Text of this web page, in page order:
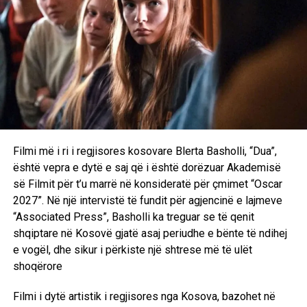
Filmi më i ri i regjisores kosovare Blerta Basholli, “Dua”,
është vepra e dytë e saj që i është dorëzuar Akademisë
së Filmit për t’u marrë në konsideratë për çmimet “Oscar
2027”. Në një intervistë të fundit për agjencinë e lajmeve
“Associated Press”, Basholli ka treguar se të qenit
shqiptare në Kosovë gjatë asaj periudhe e bënte të ndihej
e vogël, dhe sikur i përkiste një shtrese më të ulët
shoqërore
Filmi i dytë artistik i regjisores nga Kosova, bazohet në